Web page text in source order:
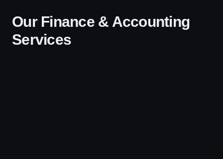
Our Finance & Accounting
Services